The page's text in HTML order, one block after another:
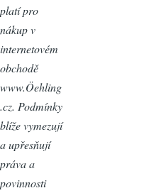
platí pro
nákup v
internetovém
obchodě
www.Öehling
.cz. Podmínky
blíže vymezují
a upřesňují
práva a
povinnosti